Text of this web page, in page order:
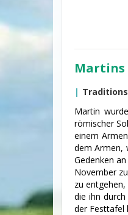
Martins
Martin
römischer
einem
dem Armen,
Gedenken
November
zu
die ihn
der Festtafel